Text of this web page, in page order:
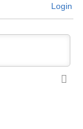
Login